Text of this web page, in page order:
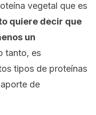
vegetal que es
quiere decir que
un
tanto, es
tipos de proteínas
de